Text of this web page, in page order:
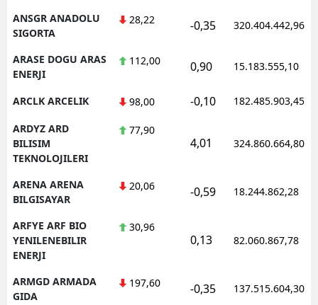
ANSGR ANADOLU
SIGORTA
28,22 -0,35 320.404.442,96
ARASE DOGU ARAS
ENERJI
112,00 0,90 15.183.555,10
ARCLK ARCELIK 98,00 -0,10 182.485.903,45
ARDYZ ARD
BILISIM
TEKNOLOJILERI
77,90
4,01 324.860.664,80
ARENA ARENA
BILGISAYAR
20,06 -0,59 18.244.862,28
ARFYE ARF BIO
YENILENEBILIR
ENERJI
30,96
0,13 82.060.867,78
ARMGD ARMADA
GIDA
197,60 -0,35 137.515.604,30